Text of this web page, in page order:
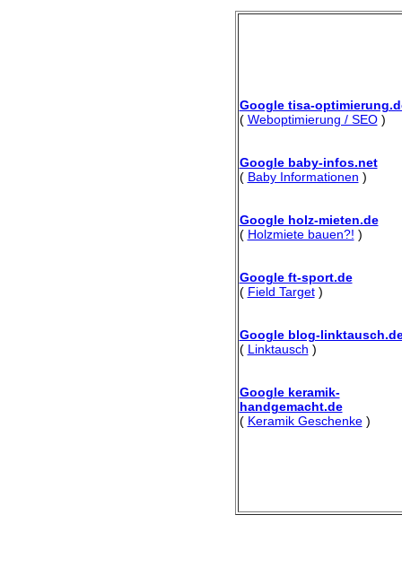
Google tisa-
( Weboptimierung / SEO)
Google baby-infos.net
( Baby Informationen )
Google holz-mieten.de
( Holzmiete bauen?! )
Google ft-sport.de
( Field Target)
Google blog-
( Linktausch )
Google keramik-
handgemacht.de
( Keramik Geschenke)